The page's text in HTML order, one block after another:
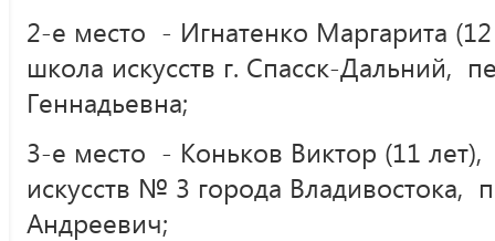
2-е место - Игнатенко Маргарита (12
школа искусств г. Спасск-Дальний,
Геннадьевна;
3-е место - Коньков Виктор (11
искусств № 3 города Владивостока,
Андреевич;